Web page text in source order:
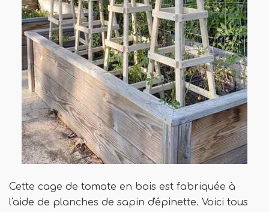
Cette cage de tomate en bois est fabriquée à
l'aide de planches de sapin d'épinette. Voici tous